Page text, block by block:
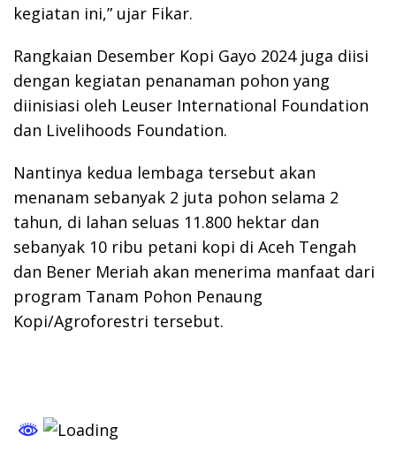
kegiatan ini,” ujar Fikar.
Rangkaian Desember Kopi Gayo 2024 juga diisi
dengan kegiatan penanaman pohon yang
diinisiasi oleh Leuser International Foundation
dan Livelihoods Foundation.
Nantinya kedua lembaga tersebut akan
menanam sebanyak 2 juta pohon selama 2
tahun, di lahan seluas 11.800 hektar dan
sebanyak 10 ribu petani kopi di Aceh Tengah
dan Bener Meriah akan menerima manfaat dari
program Tanam Pohon Penaung
Kopi/Agroforestri tersebut.